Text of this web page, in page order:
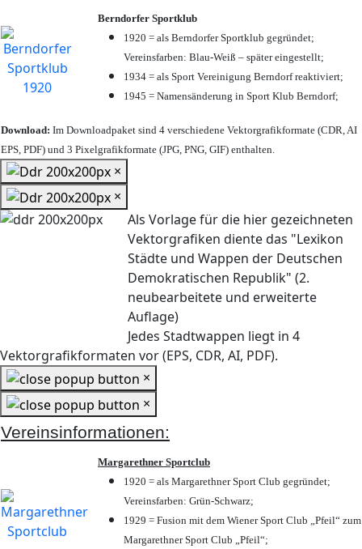
Berndorfer Sportklub
1920 = als Berndorfer Sportklub gegründet;
Vereinsfarben: Blau-Weiß – später eingestellt;
1934 = als Sport Vereinigung Berndorf reaktiviert;
1945 = Namensänderung in Sport Klub Berndorf;
Download: Im Downloadpaket sind 4 verschiedene Vektorgrafikformate (CDR, AI
EPS, PDF) und 3 Pixelgrafikformate (JPG, PNG, GIF) enthalten.
×
×
Als Vorlage für die hier gezeichneten
Vektorgrafiken diente das "Lexikon
Städte und Wappen der Deutschen
Demokratischen Republik" (2.
neubearbeitete und erweiterte
Auflage)
Jedes Stadtwappen liegt in 4
Vektorgrafikformaten vor (EPS, CDR, AI, PDF).
×
×
Vereinsinformationen:
Margarethner Sportclub
1920 = als Margarethner Sport Club gegründet;
Vereinsfarben: Grün-Schwarz;
1929 = Fusion mit dem Wiener Sport Club „Pfeil“ zum
Margarethner Sport Club „Pfeil“;